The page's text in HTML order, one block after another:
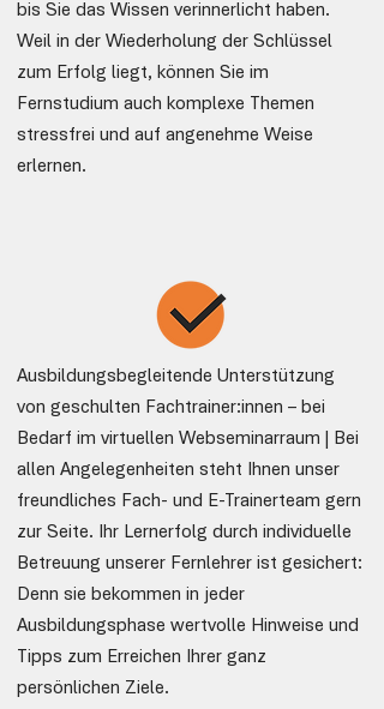
bis Sie das Wissen verinnerlicht haben.
Weil in der Wiederholung der Schlüssel
zum Erfolg liegt, können Sie im
Fernstudium auch komplexe Themen
stressfrei und auf angenehme Weise
erlernen.
Ausbildungsbegleitende Unterstützung
von geschulten Fachtrainer:innen – bei
Bedarf im virtuellen Webseminarraum | Bei
allen Angelegenheiten steht Ihnen unser
freundliches Fach- und E-Trainerteam gern
zur Seite. Ihr Lernerfolg durch individuelle
Betreuung unserer Fernlehrer ist gesichert:
Denn sie bekommen in jeder
Ausbildungsphase wertvolle Hinweise und
Tipps zum Erreichen Ihrer ganz
persönlichen Ziele.